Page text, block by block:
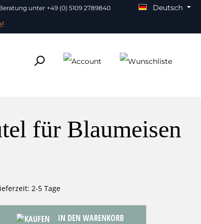
unter +49 (0) 5109 2789840 Deutsch
für Blaumeisen
2-5 Tage
IN DEN WARENKORB